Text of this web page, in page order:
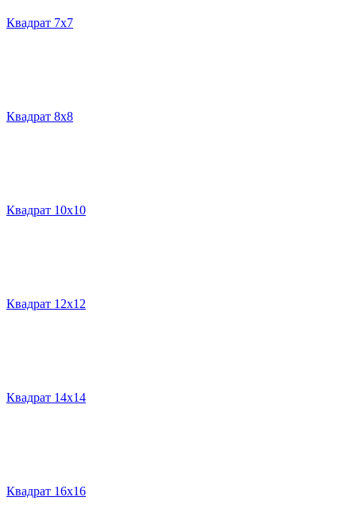
Квадрат 7х7
Квадрат 8х8
Квадрат 10х10
Квадрат 12х12
Квадрат 14х14
Квадрат 16х16